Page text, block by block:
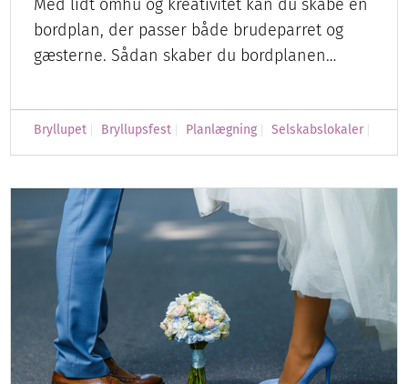
Med lidt omhu og kreativitet kan du skabe en
bordplan, der passer både brudeparret og
gæsterne. Sådan skaber du bordplanen…
Bryllupet Bryllupsfest Planlægning Selskabslokaler